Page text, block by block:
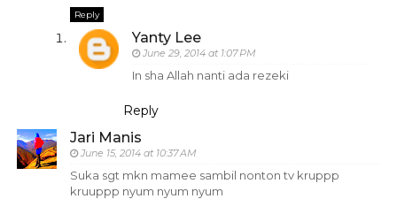
Reply
Yanty Lee
June 29, 2014 at 1:07 PM
In sha Allah nanti ada rezeki
Reply
Jari Manis
June 15, 2014 at 10:37 AM
Suka sgt mkn mamee sambil nonton tv kruppp
kruuppp nyum nyum nyum